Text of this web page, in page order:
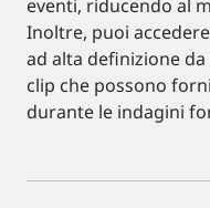
eventi, riducendo al
Inoltre, puoi
ad alta definizione
clip che possono
durante le indagini